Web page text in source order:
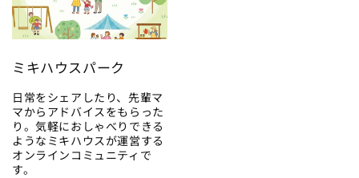
ミキハウスパーク
日常をシェアしたり、先輩マ
マからアドバイスをもらった
り。気軽におしゃべりできる
ようなミキハウスが運営する
オンラインコミュニティで
す。